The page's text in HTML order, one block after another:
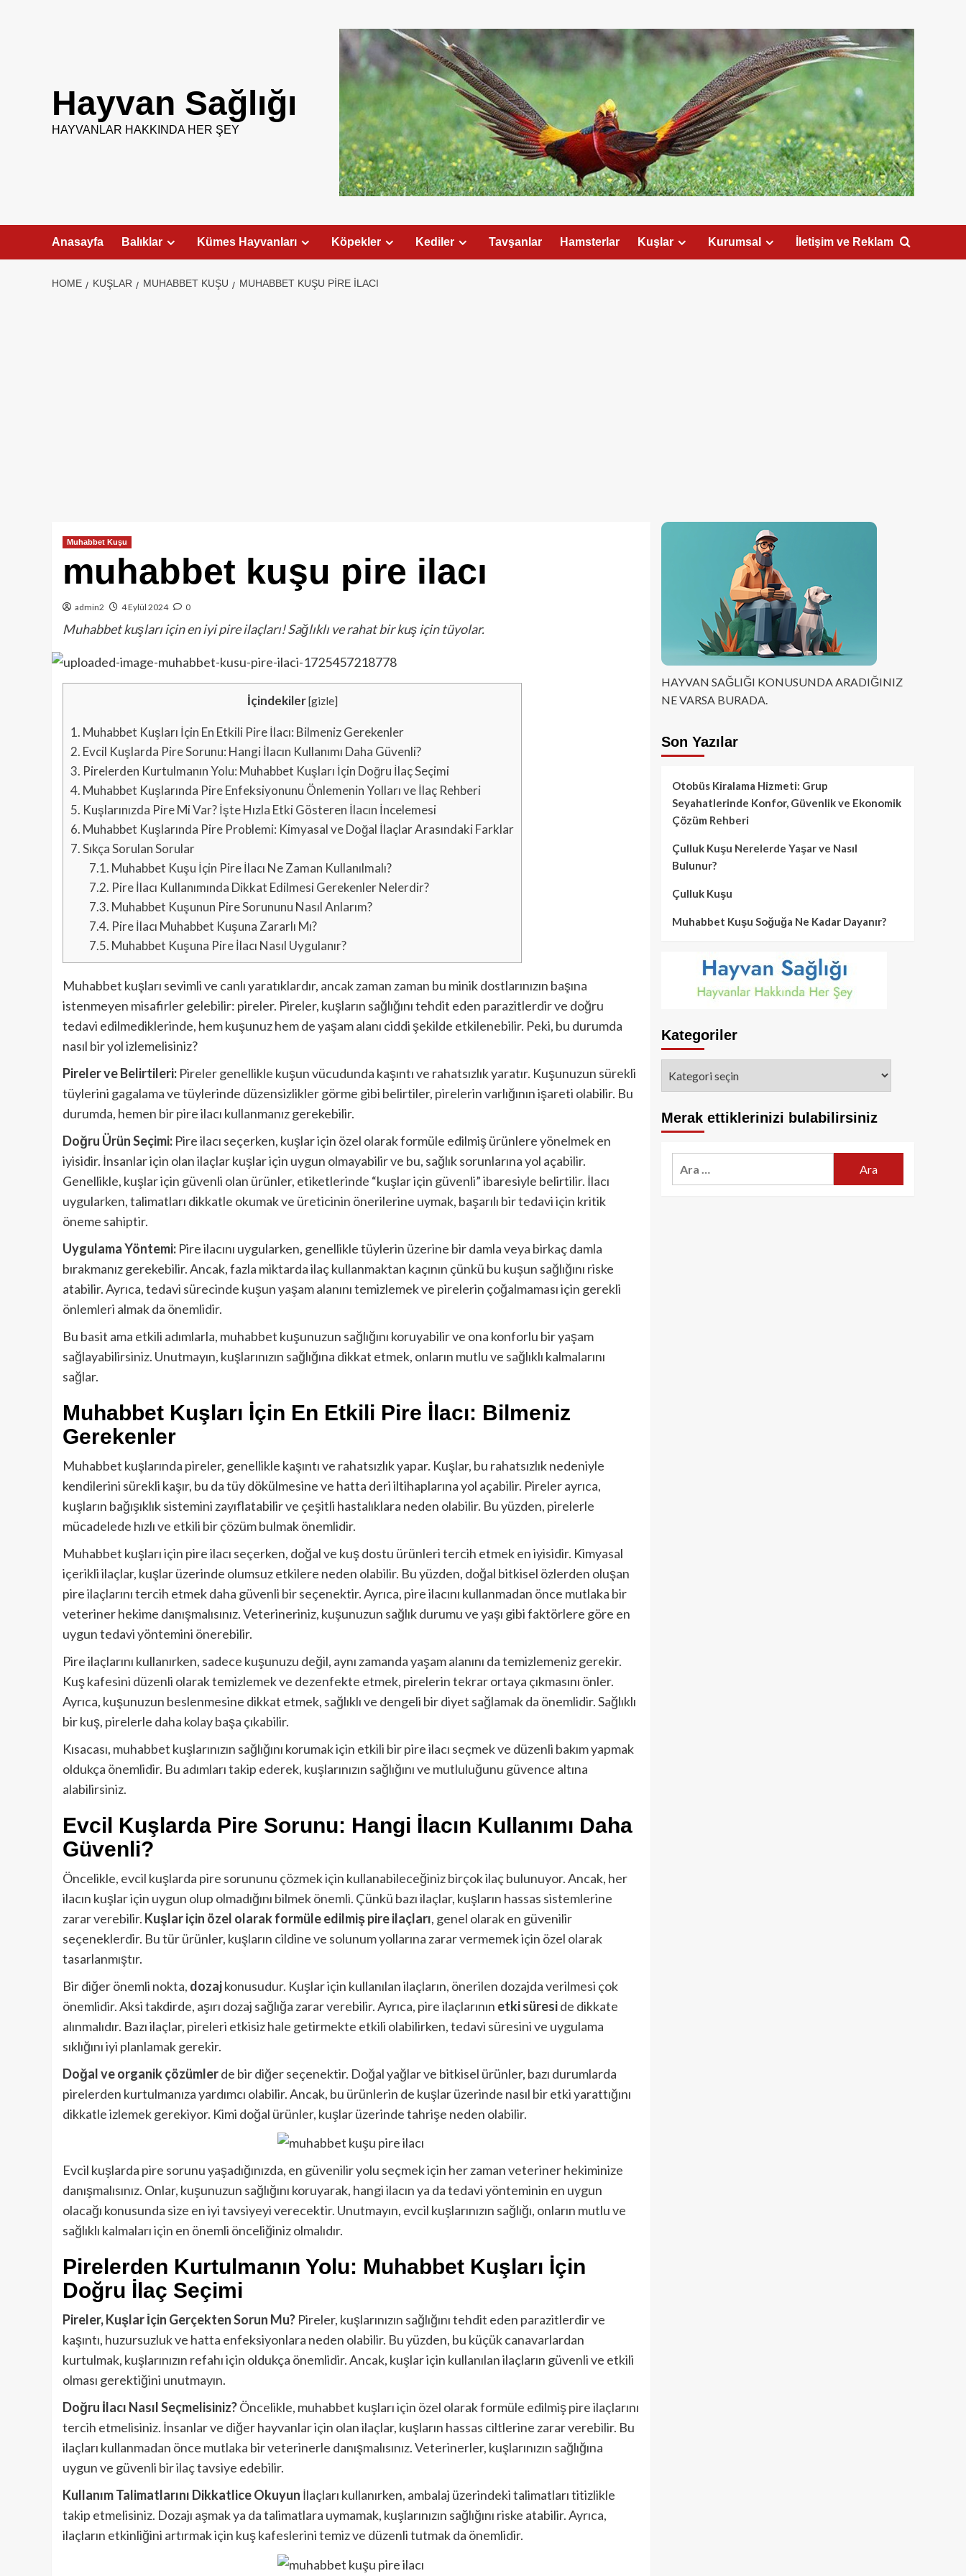
Hayvan Sağlığı
HAYVANLAR HAKKINDA HER ŞEY
Anasayfa Balıklar Kümes Hayvanları Köpekler Kediler Tavşanlar Hamsterlar Kuşlar Kurumsal İletişim ve Reklam
HOME KUŞLAR MUHABBET KUŞU MUHABBET KUŞU PIRE ILACI
Muhabbet Kuşu
muhabbet kuşu pire ilacı
admin2 4 Eylül 2024 0
Muhabbet kuşları için en iyi pire ilaçları! Sağlıklı ve rahat bir kuş için tüyolar.
İçindekiler[gizle]
1. Muhabbet Kuşları İçin En Etkili Pire İlacı: Bilmeniz Gerekenler
2. Evcil Kuşlarda Pire Sorunu: Hangi İlacın Kullanımı Daha Güvenli?
3. Pirelerden Kurtulmanın Yolu: Muhabbet Kuşları İçin Doğru İlaç Seçimi
4. Muhabbet Kuşlarında Pire Enfeksiyonunu Önlemenin Yolları ve İlaç Rehberi
5. Kuşlarınızda Pire Mi Var? İşte Hızla Etki Gösteren İlacın İncelemesi
6. Muhabbet Kuşlarında Pire Problemi: Kimyasal ve Doğal İlaçlar Arasındaki Farklar
7.Sıkça Sorulan Sorular
7.1. Muhabbet Kuşu İçin Pire İlacı Ne Zaman Kullanılmalı?
7.2. Pire İlacı Kullanımında Dikkat Edilmesi Gerekenler Nelerdir?
7.3. Muhabbet Kuşunun Pire Sorununu Nasıl Anlarım?
7.4. Pire İlacı Muhabbet Kuşuna Zararlı Mı?
7.5. Muhabbet Kuşuna Pire İlacı Nasıl Uygulanır?
Muhabbet kuşları sevimli ve canlı yaratıklardır, ancak zaman zaman bu minik dostlarınızın başına
istenmeyen misafirler gelebilir: pireler. Pireler, kuşların sağlığını tehdit eden parazitlerdir ve doğru
tedavi edilmediklerinde, hem kuşunuz hem de yaşam alanı ciddi şekilde etkilenebilir. Peki, bu durumda
nasıl bir yol izlemelisiniz?
Pireler ve Belirtileri: Pireler genellikle kuşun vücudunda kaşıntı ve rahatsızlık yaratır. Kuşunuzun sürekli
tüylerini gagalama ve tüylerinde düzensizlikler görme gibi belirtiler, pirelerin varlığının işareti olabilir. Bu
durumda, hemen bir pire ilacı kullanmanız gerekebilir.
Doğru Ürün Seçimi: Pire ilacı seçerken, kuşlar için özel olarak formüle edilmiş ürünlere yönelmek en
iyisidir. İnsanlar için olan ilaçlar kuşlar için uygun olmayabilir ve bu, sağlık sorunlarına yol açabilir.
Genellikle, kuşlar için güvenli olan ürünler, etiketlerinde “kuşlar için güvenli” ibaresiyle belirtilir. İlacı
uygularken, talimatları dikkatle okumak ve üreticinin önerilerine uymak, başarılı bir tedavi için kritik
öneme sahiptir.
Uygulama Yöntemi: Pire ilacını uygularken, genellikle tüylerin üzerine bir damla veya birkaç damla
bırakmanız gerekebilir. Ancak, fazla miktarda ilaç kullanmaktan kaçının çünkü bu kuşun sağlığını riske
atabilir. Ayrıca, tedavi sürecinde kuşun yaşam alanını temizlemek ve pirelerin çoğalmaması için gerekli
önlemleri almak da önemlidir.
Bu basit ama etkili adımlarla, muhabbet kuşunuzun sağlığını koruyabilir ve ona konforlu bir yaşam
sağlayabilirsiniz. Unutmayın, kuşlarınızın sağlığına dikkat etmek, onların mutlu ve sağlıklı kalmalarını
sağlar.
Muhabbet Kuşları İçin En Etkili Pire İlacı: Bilmeniz
Gerekenler
Muhabbet kuşlarında pireler, genellikle kaşıntı ve rahatsızlık yapar. Kuşlar, bu rahatsızlık nedeniyle
kendilerini sürekli kaşır, bu da tüy dökülmesine ve hatta deri iltihaplarına yol açabilir. Pireler ayrıca,
kuşların bağışıklık sistemini zayıflatabilir ve çeşitli hastalıklara neden olabilir. Bu yüzden, pirelerle
mücadelede hızlı ve etkili bir çözüm bulmak önemlidir.
Muhabbet kuşları için pire ilacı seçerken, doğal ve kuş dostu ürünleri tercih etmek en iyisidir. Kimyasal
içerikli ilaçlar, kuşlar üzerinde olumsuz etkilere neden olabilir. Bu yüzden, doğal bitkisel özlerden oluşan
pire ilaçlarını tercih etmek daha güvenli bir seçenektir. Ayrıca, pire ilacını kullanmadan önce mutlaka bir
veteriner hekime danışmalısınız. Veterineriniz, kuşunuzun sağlık durumu ve yaşı gibi faktörlere göre en
uygun tedavi yöntemini önerebilir.
Pire ilaçlarını kullanırken, sadece kuşunuzu değil, aynı zamanda yaşam alanını da temizlemeniz gerekir.
Kuş kafesini düzenli olarak temizlemek ve dezenfekte etmek, pirelerin tekrar ortaya çıkmasını önler.
Ayrıca, kuşunuzun beslenmesine dikkat etmek, sağlıklı ve dengeli bir diyet sağlamak da önemlidir. Sağlıklı
bir kuş, pirelerle daha kolay başa çıkabilir.
Kısacası, muhabbet kuşlarınızın sağlığını korumak için etkili bir pire ilacı seçmek ve düzenli bakım yapmak
oldukça önemlidir. Bu adımları takip ederek, kuşlarınızın sağlığını ve mutluluğunu güvence altına
alabilirsiniz.
Evcil Kuşlarda Pire Sorunu: Hangi İlacın Kullanımı Daha
Güvenli?
Öncelikle, evcil kuşlarda pire sorununu çözmek için kullanabileceğiniz birçok ilaç bulunuyor. Ancak, her
ilacın kuşlar için uygun olup olmadığını bilmek önemli. Çünkü bazı ilaçlar, kuşların hassas sistemlerine
zarar verebilir. Kuşlar için özel olarak formüle edilmiş pire ilaçları, genel olarak en güvenilir
seçeneklerdir. Bu tür ürünler, kuşların cildine ve solunum yollarına zarar vermemek için özel olarak
tasarlanmıştır.
Bir diğer önemli nokta, dozajkonusudur. Kuşlar için kullanılan ilaçların, önerilen dozajda verilmesi çok
önemlidir. Aksi takdirde, aşırı dozaj sağlığa zarar verebilir. Ayrıca, pire ilaçlarının etki süreside dikkate
alınmalıdır. Bazı ilaçlar, pireleri etkisiz hale getirmekte etkili olabilirken, tedavi süresini ve uygulama
sıklığını iyi planlamak gerekir.
Doğal ve organik çözümlerde bir diğer seçenektir. Doğal yağlar ve bitkisel ürünler, bazı durumlarda
pirelerden kurtulmanıza yardımcı olabilir. Ancak, bu ürünlerin de kuşlar üzerinde nasıl bir etki yarattığını
dikkatle izlemek gerekiyor. Kimi doğal ürünler, kuşlar üzerinde tahrişe neden olabilir.
Evcil kuşlarda pire sorunu yaşadığınızda, en güvenilir yolu seçmek için her zaman veteriner hekiminize
danışmalısınız. Onlar, kuşunuzun sağlığını koruyarak, hangi ilacın ya da tedavi yönteminin en uygun
olacağı konusunda size en iyi tavsiyeyi verecektir. Unutmayın, evcil kuşlarınızın sağlığı, onların mutlu ve
sağlıklı kalmaları için en önemli önceliğiniz olmalıdır.
Pirelerden Kurtulmanın Yolu: Muhabbet Kuşları İçin
Doğru İlaç Seçimi
Pireler, Kuşlar İçin Gerçekten Sorun Mu? Pireler, kuşlarınızın sağlığını tehdit eden parazitlerdir ve
kaşıntı, huzursuzluk ve hatta enfeksiyonlara neden olabilir. Bu yüzden, bu küçük canavarlardan
kurtulmak, kuşlarınızın refahı için oldukça önemlidir. Ancak, kuşlar için kullanılan ilaçların güvenli ve etkili
olması gerektiğini unutmayın.
Doğru İlacı Nasıl Seçmelisiniz?Öncelikle, muhabbet kuşları için özel olarak formüle edilmiş pire ilaçlarını
tercih etmelisiniz. İnsanlar ve diğer hayvanlar için olan ilaçlar, kuşların hassas ciltlerine zarar verebilir. Bu
ilaçları kullanmadan önce mutlaka bir veterinerle danışmalısınız. Veterinerler, kuşlarınızın sağlığına
uygun ve güvenli bir ilaç tavsiye edebilir.
Kullanım Talimatlarını Dikkatlice Okuyun İlaçları kullanırken, ambalaj üzerindeki talimatları titizlikle
takip etmelisiniz. Dozajı aşmak ya da talimatlara uymamak, kuşlarınızın sağlığını riske atabilir. Ayrıca,
ilaçların etkinliğini artırmak için kuş kafeslerini temiz ve düzenli tutmak da önemlidir.
HAYVAN SAĞLIĞI KONUSUNDA ARADIĞINIZ
NE VARSA BURADA.
Son Yazılar
Otobüs Kiralama Hizmeti: Grup
Seyahatlerinde Konfor, Güvenlik ve Ekonomik
Çözüm Rehberi
Çulluk Kuşu Nerelerde Yaşar ve Nasıl
Bulunur?
Çulluk Kuşu
Muhabbet Kuşu Soğuğa Ne Kadar Dayanır?
Kategoriler
Merak ettiklerinizi bulabilirsiniz